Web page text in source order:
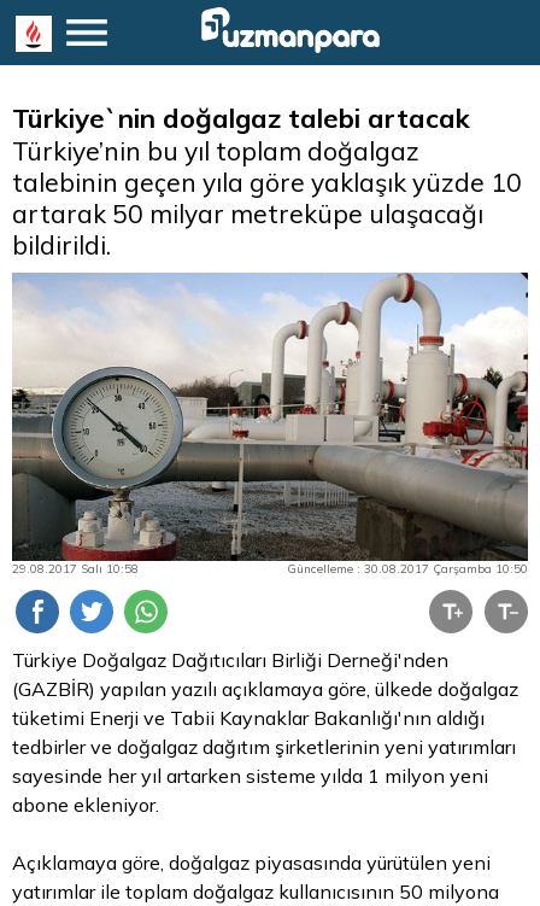
Türkiye`nin doğalgaz talebi artacak
Türkiye’nin bu yıl toplam doğalgaz
talebinin geçen yıla göre yaklaşık yüzde 10
artarak 50 milyar metreküpe ulaşacağı
bildirildi.
29.08.2017 Salı 10:58 Güncelleme : 30.08.2017 Çarşamba 10:50
Türkiye Doğalgaz Dağıtıcıları Birliği Derneği'nden
(GAZBİR) yapılan yazılı açıklamaya göre, ülkede doğalgaz
tüketimi Enerji ve Tabii Kaynaklar Bakanlığı'nın aldığı
tedbirler ve doğalgaz dağıtım şirketlerinin yeni yatırımları
sayesinde her yıl artarken sisteme yılda 1 milyon yeni
abone ekleniyor.
Açıklamaya göre, doğalgaz piyasasında yürütülen yeni
yatırımlar ile toplam doğalgaz kullanıcısının 50 milyona